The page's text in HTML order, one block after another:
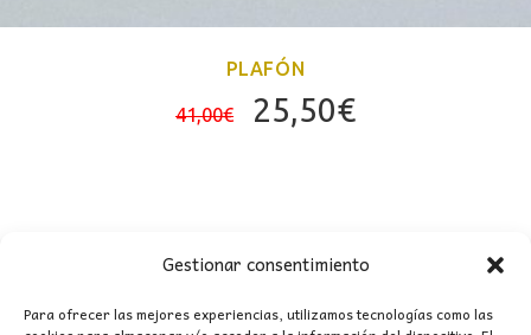
Gestionar consentimiento
Para ofrecer las mejores experiencias, utilizamos tecnologías como las
PLAFÓN
41,00€
El
25,50€El